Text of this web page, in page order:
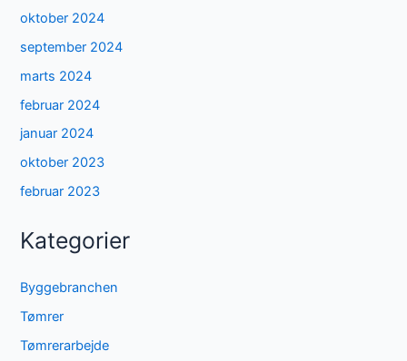
oktober 2024
september 2024
marts 2024
februar 2024
januar 2024
oktober 2023
februar 2023
Kategorier
Byggebranchen
Tømrer
Tømrerarbejde